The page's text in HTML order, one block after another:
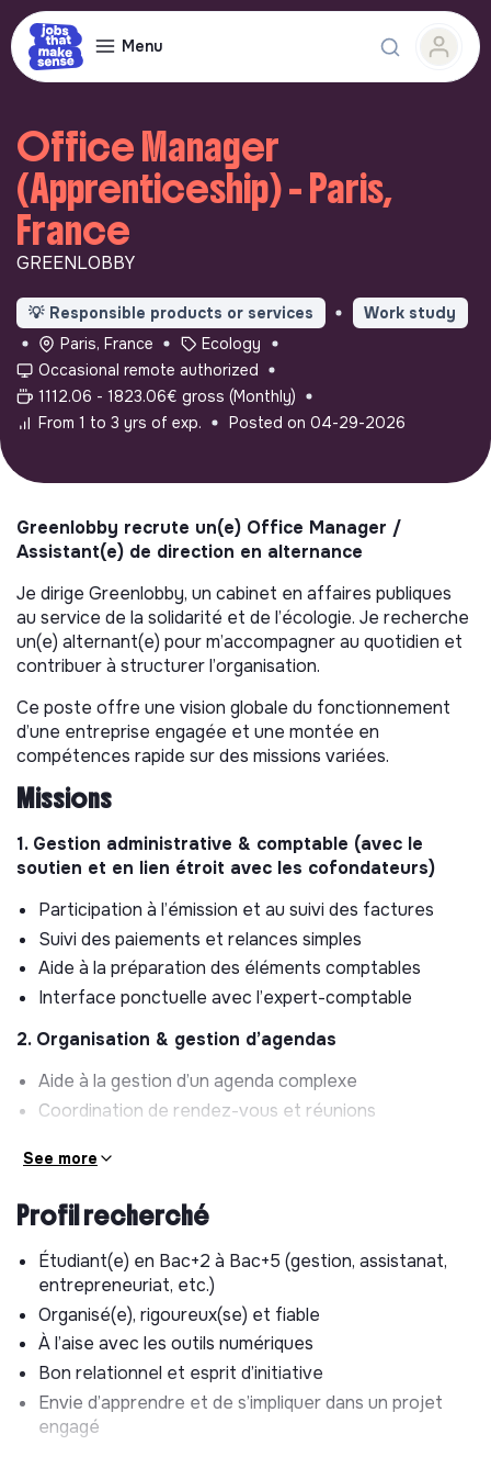
Menu
Office Manager
(Apprenticeship) - Paris,
France
GREENLOBBY
💡 Responsible products or services
Work study
Paris, France
Ecology
Occasional remote authorized
1112.06 - 1823.06€ gross (Monthly)
From 1 to 3 yrs of exp.
Posted on 04-29-2026
Greenlobby recrute un(e) Office Manager /
Assistant(e) de direction en alternance
Je dirige Greenlobby, un cabinet en affaires publiques
au service de la solidarité et de l’écologie. Je recherche
un(e) alternant(e) pour m’accompagner au quotidien et
contribuer à structurer l’organisation.
Ce poste offre une vision globale du fonctionnement
d’une entreprise engagée et une montée en
compétences rapide sur des missions variées.
Missions
1. Gestion administrative & comptable (avec le
soutien et en lien étroit avec les cofondateurs)
Participation à l’émission et au suivi des factures
Suivi des paiements et relances simples
Aide à la préparation des éléments comptables
Interface ponctuelle avec l’expert-comptable
2. Organisation & gestion d’agendas
Aide à la gestion d’un agenda complexe
Coordination de rendez-vous et réunions
échéances
3. Gestion des communications & emails
Tri et organisation des emails
Rédaction de réponses simples
Identification des priorités et urgences
4. Logistique & déplacements
Recherche et réservation de transports et
hébergements
Organisation de déplacements optimisés
See more
Profil recherché
Étudiant(e) en Bac+2 à Bac+5 (gestion, assistanat,
entrepreneuriat, etc.)
Organisé(e), rigoureux(se) et fiable
À l’aise avec les outils numériques
Bon relationnel et esprit d’initiative
Envie d’apprendre et de s’impliquer dans un projet
engagé